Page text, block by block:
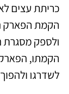
כריתת עצים
הקמת הפארק
ולספק מסגרת
הקמתו,
לשדרגו